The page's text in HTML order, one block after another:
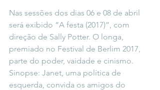
Nas sessões dos dias 06 e 08 de abril
será exibido “A festa (2017)”, com
direção de Sally Potter. O longa,
premiado no Festival de Berlim 2017,
parte do poder, vaidade e cinismo.
Sinopse: Janet, uma política de
esquerda, convida os amigos do